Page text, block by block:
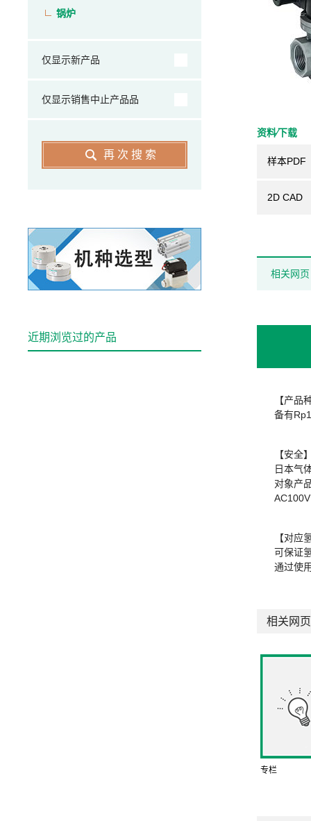
资料⁄下载
样本PDF
2D CAD
相关网页
【产品
备有
【安全
日本气
对象产
【对应
可保证
通过使
相关网页
专栏
锅炉
仅显示新产品
仅显示销售中止产品品
再次搜索
近期浏览过的产品